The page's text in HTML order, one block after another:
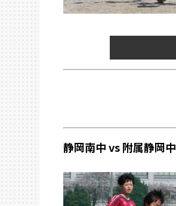
静岡南中 vs 附属静岡中